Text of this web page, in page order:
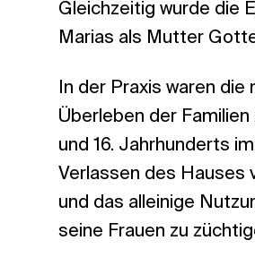
Gleichzeitig wurde die
Marias als Mutter
In der Praxis waren
Überleben der
und 16. Jahrhunderts
Verlassen des Hauses
und das alleinige
seine Frauen zu